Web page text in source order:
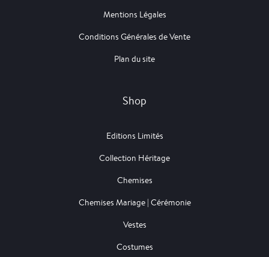
Mentions Légales
Conditions Générales de Vente
Plan du site
Shop
Editions Limités
Collection Héritage
Chemises
Chemises Mariage | Cérémonie
Vestes
Costumes